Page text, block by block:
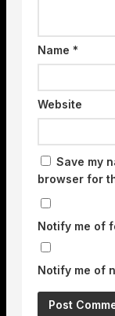
Name *
Website
Save my
browser for
Notify me of
Notify me of